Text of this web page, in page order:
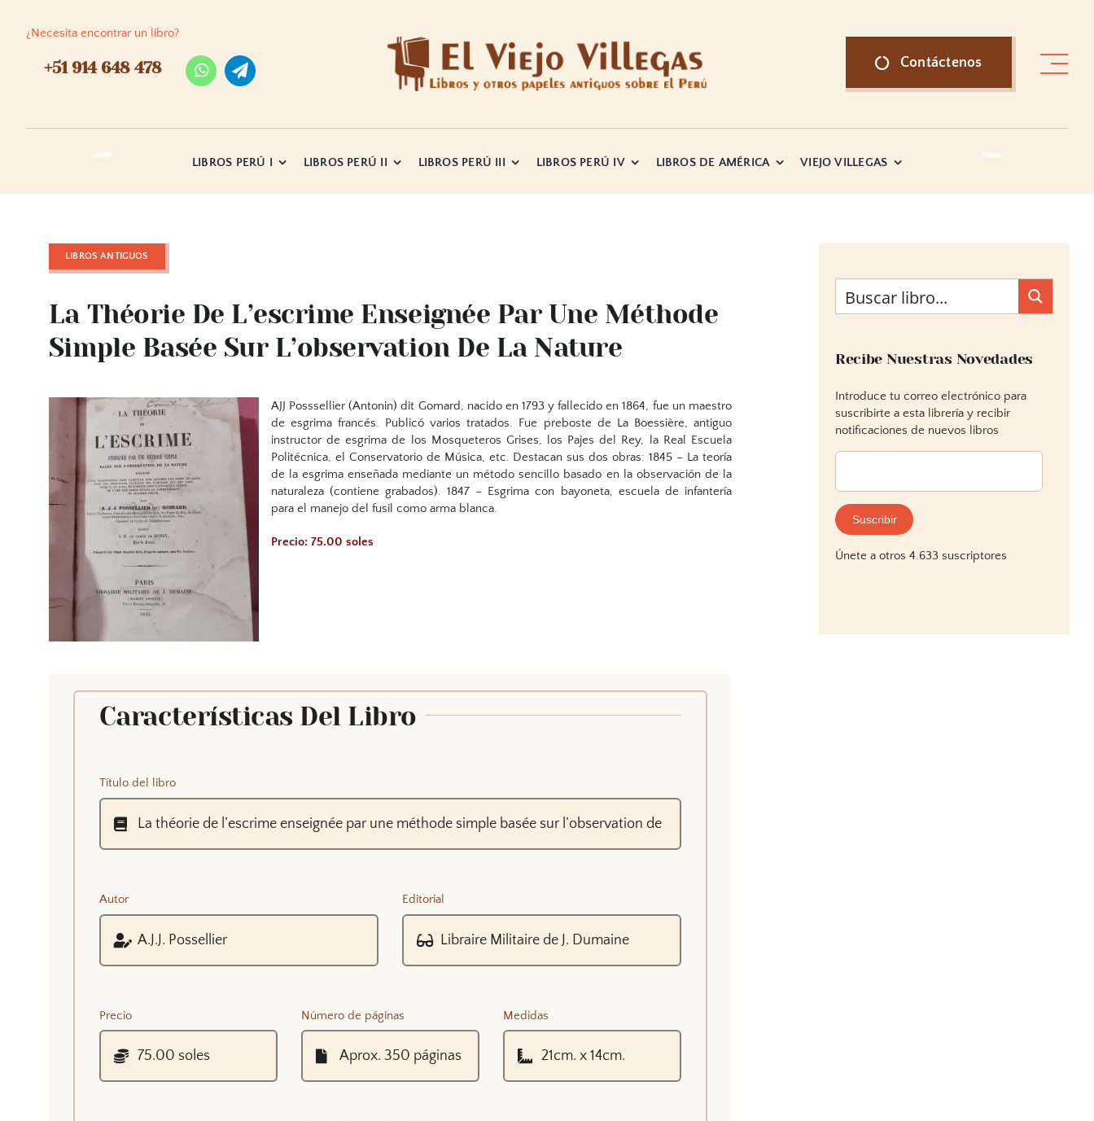
content
¿Necesita encontrar un libro?
+51 914 648 478 Contáctenos
LIBROS PERÚ I LIBROS PERÚ II LIBROS PERÚ III LIBROS PERÚ IV LIBROS DE AMÉRICA VIEJO VILLEGAS
LIBROS ANTIGUOS
La Théorie De L’escrime Enseignée Par Une Méthode
Simple Basée Sur L’observation De La Nature
AJJ Posssellier (Antonin) dit Gomard, nacido en 1793 y fallecido en 1864, fue un maestro
de esgrima francés. Publicó varios tratados. Fue preboste de La Boessière, antiguo
instructor de esgrima de los Mosqueteros Grises, los Pajes del Rey, la Real Escuela
Politécnica, el Conservatorio de Música, etc. Destacan sus dos obras: 1845 – La teoría
de la esgrima enseñada mediante un método sencillo basado en la observación de la
naturaleza (contiene grabados). 1847 – Esgrima con bayoneta, escuela de infantería
para el manejo del fusil como arma blanca.
Precio: 75.00 soles
Características Del Libro
Título del libro
Autor Editorial
Precio Número de páginas Medidas
Recibe Nuestras Novedades
Introduce tu correo electrónico para
suscribirte a esta librería y recibir
notificaciones de nuevos libros
Dirección
correo
electrónico:
Suscribir
Únete a otros 4.633 suscriptores